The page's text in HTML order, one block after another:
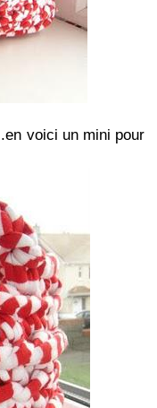
voici un mini pour